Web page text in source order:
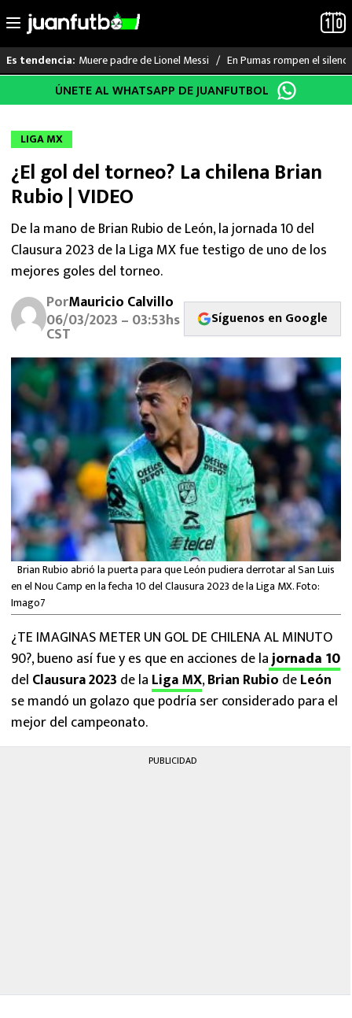
al
Es tendencia: Muere padre de Lionel Messi En Pumas rompen el
LO ÚLTIMO
LIGA MX
RAYADOS
ATLANTE
FUTBOL INTERNACIONAL
MEXICANOS EN EL EXTRANJERO
FUTBOL ESTUFA
FÓRMULA 1
BOXEO
LIGA MX
NFL
ÚNETE AL WHATSAPP DE JUANFUTBOL
LIGA MX
¿El gol del torneo? La chilena Brian
Rubio | VIDEO
De la mano de Brian Rubio de León, la jornada 10 del
Clausura 2023 de la Liga MX fue testigo de uno de los
mejores goles del torneo.
PorMauricio Calvillo
06/03/2023 – 03:53hs
CST
Síguenos en Google
Brian Rubio abrió la puerta para que León pudiera derrotar al San Luis
en el Nou Camp en la fecha 10 del Clausura 2023 de la Liga MX. Foto:
Imago7
¿TE IMAGINAS METER UN GOL DE CHILENA AL MINUTO
90?, bueno así fue y es que en acciones de lajornada 10
del Clausura 2023 de la Liga MX,Brian Rubio deLeón
se mandó un golazo que podría ser considerado para el
mejor del campeonato.
PUBLICIDAD